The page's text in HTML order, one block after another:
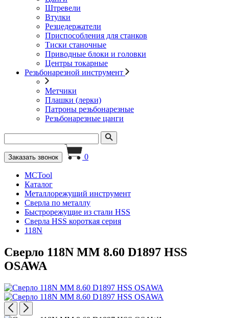
Штревели
Втулки
Резцедержатели
Приспособления для станков
Тиски станочные
Приводные блоки и головки
Центры токарные
Резьбонарезной инструмент
Метчики
Плашки (лерки)
Патроны резьбонарезные
Резьбонарезные цанги
Заказать звонок 0
MCTool
Каталог
Металлорежущий инструмент
Сверла по металлу
Быстрорежущие из стали HSS
Сверла HSS короткая серия
118N
Сверло 118N MM 8.60 D1897 HSS
OSAWA